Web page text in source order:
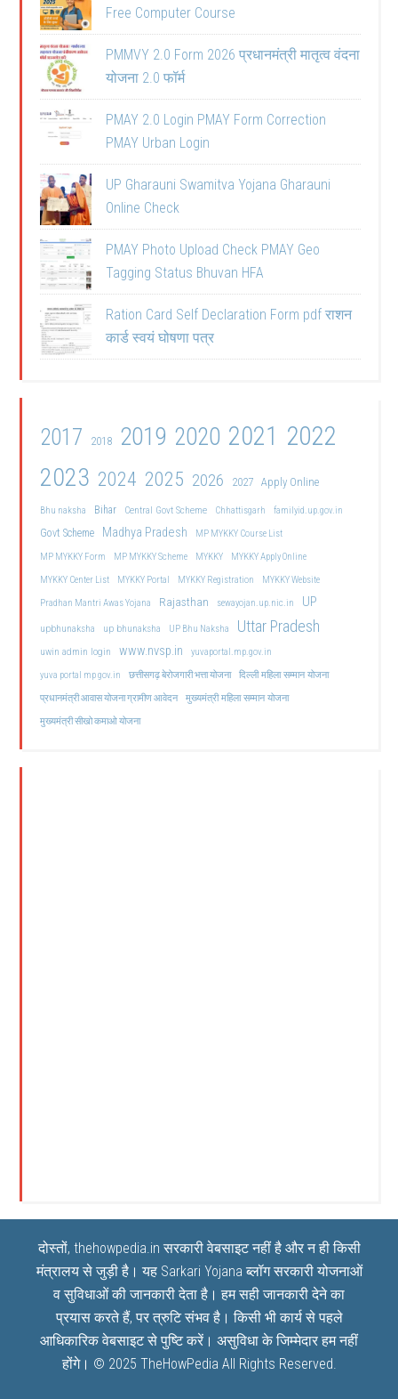
Free Computer Course
PMMVY 2.0 Form 2026 प्रधानमंत्री मातृत्व वंदना
योजना 2.0 फॉर्म
PMAY 2.0 Login PMAY Form Correction
PMAY Urban Login
UP Gharauni Swamitva Yojana Gharauni
Online Check
PMAY Photo Upload Check PMAY Geo
Tagging Status Bhuvan HFA
Ration Card Self Declaration Form pdf राशन
कार्ड स्वयं घोषणा पत्र
2017 2018 2019 2020 2021 2022
2023 2024 2025 2026 2027 Apply Online
Bhu naksha Bihar Central Govt Scheme Chhattisgarh familyid.up.gov.in
Govt Scheme Madhya Pradesh
MP MYKKY Course List
MP MYKKY Form
MP MYKKY Scheme MYKKY
MYKKY Apply Online
MYKKY Center List
MYKKY Portal MYKKY Registration
MYKKY Website
Pradhan Mantri Awas Yojana
Rajasthan sewayojan.up.nic.in UP
upbhunaksha up bhunaksha UP Bhu Naksha Uttar Pradesh
uwin admin login www.nvsp.in
yuvaportal.mp.gov.in
yuva portal mp gov.in
छत्तीसगढ़ बेरोजगारी भत्ता योजना दिल्ली महिला सम्मान योजना
प्रधानमंत्री आवास योजना ग्रामीण आवेदन मुख्यमंत्री महिला सम्मान योजना
मुख्यमंत्री सीखो कमाओ योजना
दोस्तों, thehowpedia.in सरकारी वेबसाइट नहीं है और न ही किसी
मंत्रालय से जुड़ी है। यह Sarkari Yojana ब्लॉग सरकारी योजनाओं
व सुविधाओं की जानकारी देता है। हम सही जानकारी देने का
प्रयास करते हैं, पर त्रुटि संभव है। किसी भी कार्य से पहले
आधिकारिक वेबसाइट से पुष्टि करें। असुविधा के जिम्मेदार हम नहीं
होंगे। © 2025 TheHowPedia All Rights Reserved.